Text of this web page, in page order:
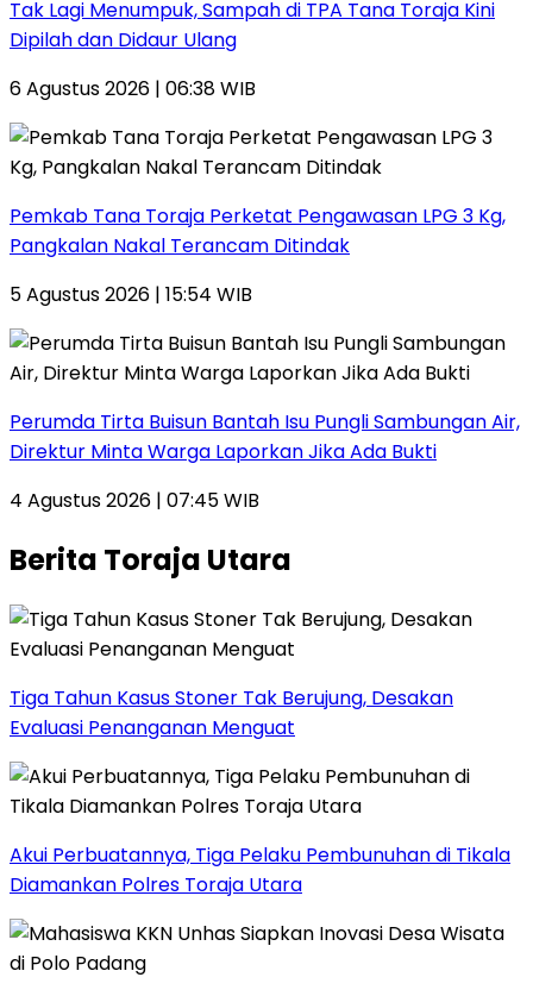
Tak Lagi Menumpuk, Sampah di TPA Tana Toraja Kini
Dipilah dan Didaur Ulang
6 Agustus 2026 | 06:38 WIB
Pemkab Tana Toraja Perketat Pengawasan LPG 3 Kg,
Pangkalan Nakal Terancam Ditindak
5 Agustus 2026 | 15:54 WIB
Perumda Tirta Buisun Bantah Isu Pungli Sambungan Air,
Direktur Minta Warga Laporkan Jika Ada Bukti
4 Agustus 2026 | 07:45 WIB
Berita Toraja Utara
Tiga Tahun Kasus Stoner Tak Berujung, Desakan
Evaluasi Penanganan Menguat
Akui Perbuatannya, Tiga Pelaku Pembunuhan di Tikala
Diamankan Polres Toraja Utara